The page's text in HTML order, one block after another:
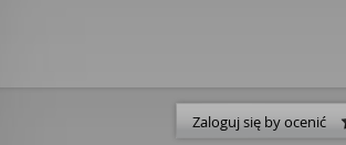
Zaloguj się by ocenić